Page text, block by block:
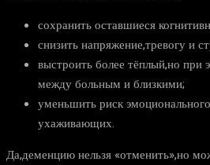
сохранить оставшиеся
снизить напряжение,тревогу и
выстроить более тёплый,но при
между больным и близкими;
уменьшить риск
ухаживающих.
Да,деменцию нельзя «отменить»,но